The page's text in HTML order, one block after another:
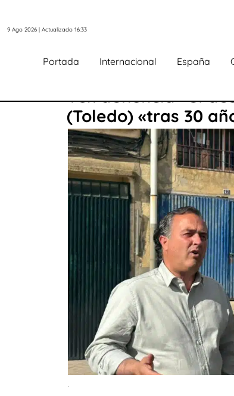
9 Ago 2026 | Actualizado 16:33
Portada Internacional España
Vox denuncia «el
(Toledo) «tras 30
.